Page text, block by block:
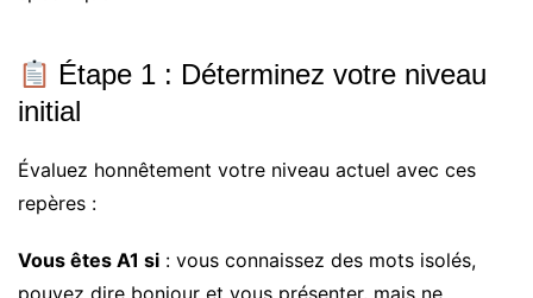
Étape 1 : Déterminez votre niveau
initial
Évaluez honnêtement votre niveau actuel avec ces
repères :
Vous êtes A1 si : vous connaissez des mots isolés,